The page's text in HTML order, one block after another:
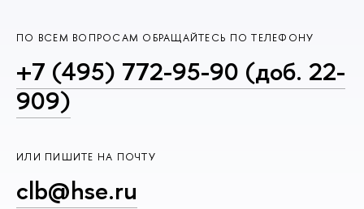
ПО ВСЕМ ВОПРОСАМ ОБРАЩАЙТЕСЬ ПО ТЕЛЕФОНУ
+7 (495) 772-95-90 (доб. 22-
909)
ИЛИ ПИШИТЕ НА ПОЧТУ
clb@hse.ru